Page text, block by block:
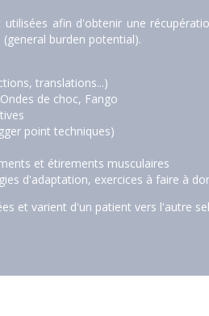
utilisées afin d'obtenir une
burden potential).
translations...)
de choc, Fango
point techniques)
et étirements musculaires
d'adaptation, exercices à faire à
et varient d'un patient vers l'autre